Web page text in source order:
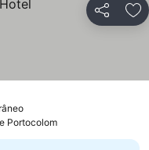
Partilhar
Ver preços
Portocolom